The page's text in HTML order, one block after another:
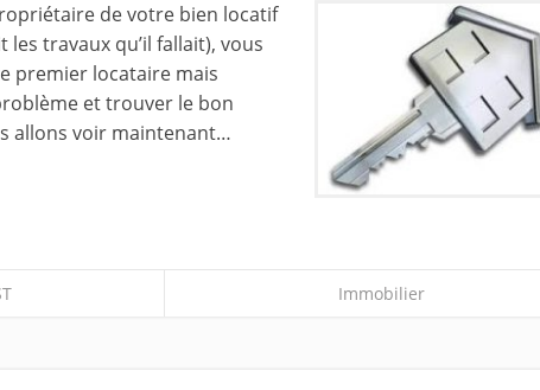
de votre bien locatif
travaux qu’il fallait), vous
premier locataire mais
et trouver le bon
allons voir maintenant…
Immobilier